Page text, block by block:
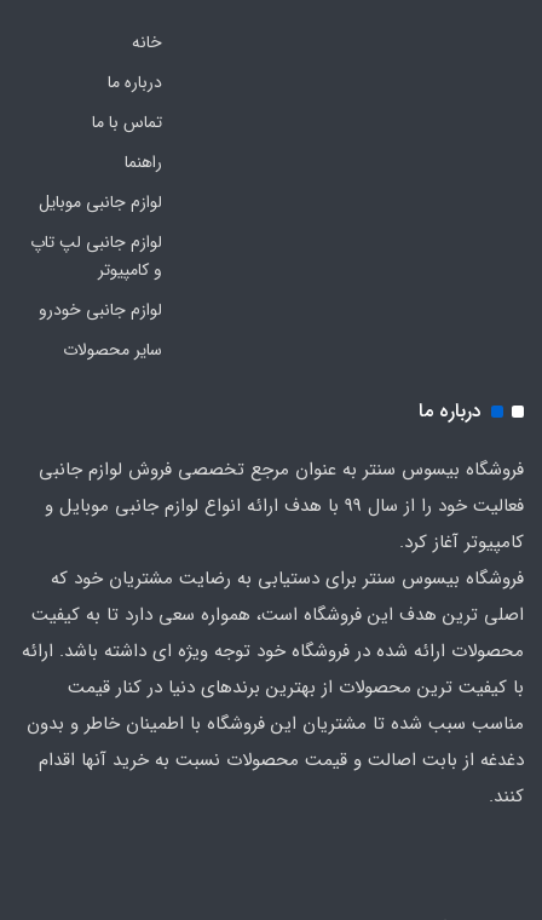
خانه
درباره ما
تماس با ما
راهنما
لوازم جانبی موبایل
لوازم جانبی لپ تاپ
و کامپیوتر
لوازم جانبی خودرو
سایر محصولات
درباره ما
فروشگاه بیسوس سنتر به عنوان مرجع تخصصی فروش لوازم جانبی
فعالیت خود را از سال 99 با هدف ارائه انواع لوازم جانبی موبایل و
کامپیوتر آغاز کرد.
فروشگاه بیسوس سنتر برای دستیابی به رضایت مشتریان خود که
اصلی‌ ترین هدف این فروشگاه است، همواره سعی دارد تا به کیفیت
محصولات ارائه شده در فروشگاه خود توجه ویژه ای داشته باشد. ارائه
با کیفیت‌ ترین محصولات از بهترین برندهای دنیا در کنار قیمت
مناسب سبب شده تا مشتریان این فروشگاه با اطمینان خاطر و بدون
دغدغه از بابت اصالت و قیمت محصولات نسبت به خرید آنها اقدام
کنند.